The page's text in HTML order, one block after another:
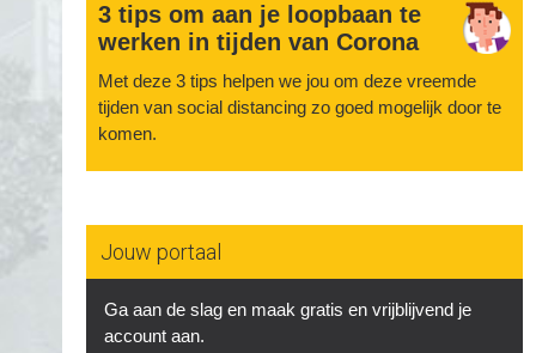
3 tips om aan je loopbaan te
werken in tijden van Corona
Met deze 3 tips helpen we jou om deze vreemde
tijden van social distancing zo goed mogelijk door te
komen.
Jouw portaal
Ga aan de slag en maak gratis en vrijblijvend je
account aan.